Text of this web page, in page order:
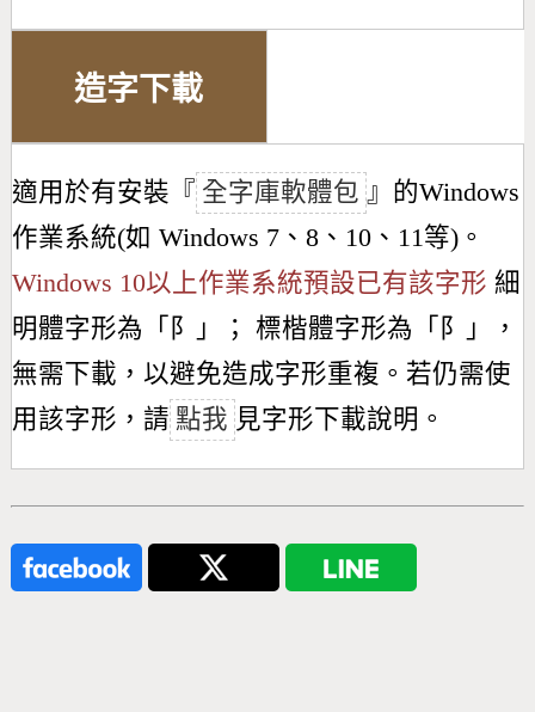
造字下載
適用於有安裝『 全字庫軟體包 』的Windows
作業系統(如 Windows 7、8、10、11等)。
Windows 10以上作業系統預設已有該字形 細
明體字形為「 阝 」； 標楷體字形為「 阝
」，
無需下載，以避免造成字形重複。若仍需使
用該字形，請 點我 見字形下載說明。